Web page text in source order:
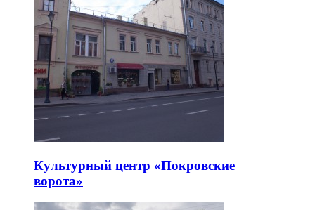
Культурный центр «Покровские
ворота»